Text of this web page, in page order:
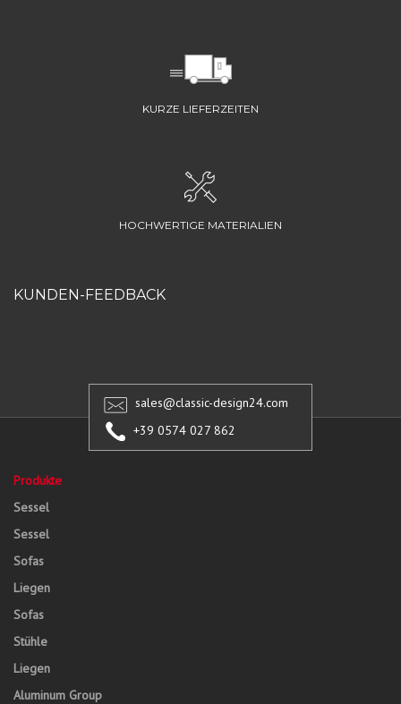
KURZE LIEFERZEITEN
HOCHWERTIGE MATERIALIEN
KUNDEN-FEEDBACK
sales@classic-design24.com
+39 0574 027 862
Produkte
Sessel
Sessel
Sofas
Liegen
Sofas
Stühle
Liegen
Aluminum Group